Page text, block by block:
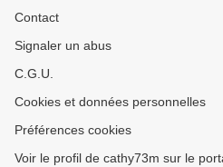
Contact
Signaler un abus
C.G.U.
Cookies et données personnelles
Préférences cookies
Voir le profil de cathy73m sur le